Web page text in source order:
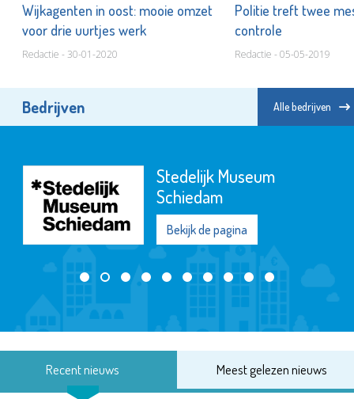
Wijkagenten in oost: mooie omzet
voor drie uurtjes werk
Redactie - 30-01-2020
Politie treft twee
controle
Redactie - 05-05-2019
Bedrijven Alle bedrijven
Stedelijk Museum
Schiedam
Bekijk de pagina
Recent nieuws Meest gelezen nieuws